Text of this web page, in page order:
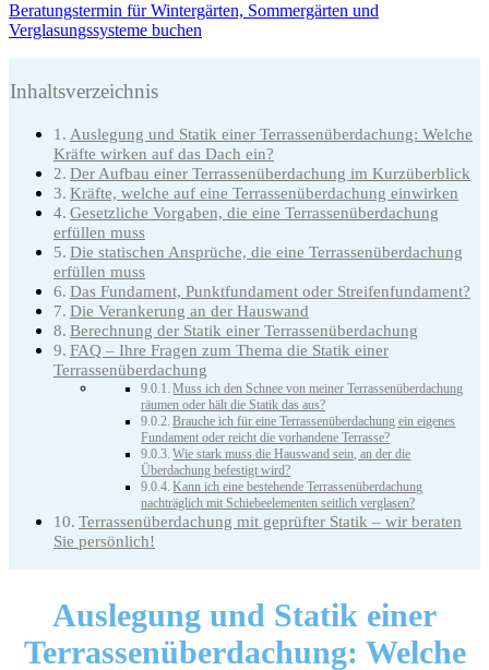
Beratungstermin für Wintergärten, Sommergärten und
Verglasungssysteme buchen
Inhaltsverzeichnis
Auslegung und Statik einer Terrassenüberdachung: Welche
Kräfte wirken auf das Dach ein?
Der Aufbau einer Terrassenüberdachung im Kurzüberblick
Kräfte, welche auf eine Terrassenüberdachung einwirken
Gesetzliche Vorgaben, die eine Terrassenüberdachung
erfüllen muss
Die statischen Ansprüche, die eine Terrassenüberdachung
erfüllen muss
Das Fundament, Punktfundament oder Streifenfundament?
Die Verankerung an der Hauswand
Berechnung der Statik einer Terrassenüberdachung
FAQ – Ihre Fragen zum Thema die Statik einer
Terrassenüberdachung
Muss ich den Schnee von meiner Terrassenüberdachung
räumen oder hält die Statik das aus?
Brauche ich für eine Terrassenüberdachung ein eigenes
Fundament oder reicht die vorhandene Terrasse?
Wie stark muss die Hauswand sein, an der die
Überdachung befestigt wird?
Kann ich eine bestehende Terrassenüberdachung
nachträglich mit Schiebeelementen seitlich verglasen?
Terrassenüberdachung mit geprüfter Statik – wir beraten
Sie persönlich!
Auslegung und Statik einer
Terrassenüberdachung: Welche